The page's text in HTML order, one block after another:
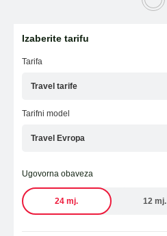
WiFi Modemi i ruteri
Dodatna oprema
OUTLET PONUDA
IZDVAJAMO
ESIM TRAVEL & TURIST
Izaberite tarifu
Tarifa
Travel tarife
Tarifni model
Travel Evropa
Ugovorna obaveza
24 mj. 12 mj.